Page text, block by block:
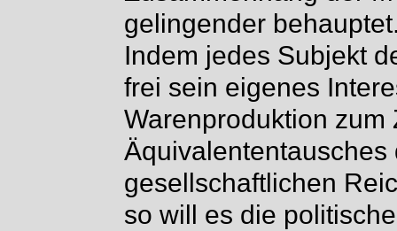
gelingender
Indem jedes Subjekt
frei sein eigenes
Warenproduktion zum
Äquivalententausches
gesellschaftlichen
so will es die